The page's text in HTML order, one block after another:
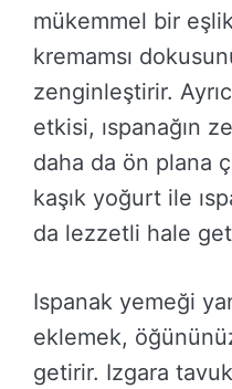
mükemmel bir
kremamsı
zenginleştirir.
etkisi, ıspanağın
daha da ön plana
kaşık yoğurt ile
da lezzetli hale
Ispanak yemeği
eklemek,
getirir. Izgara